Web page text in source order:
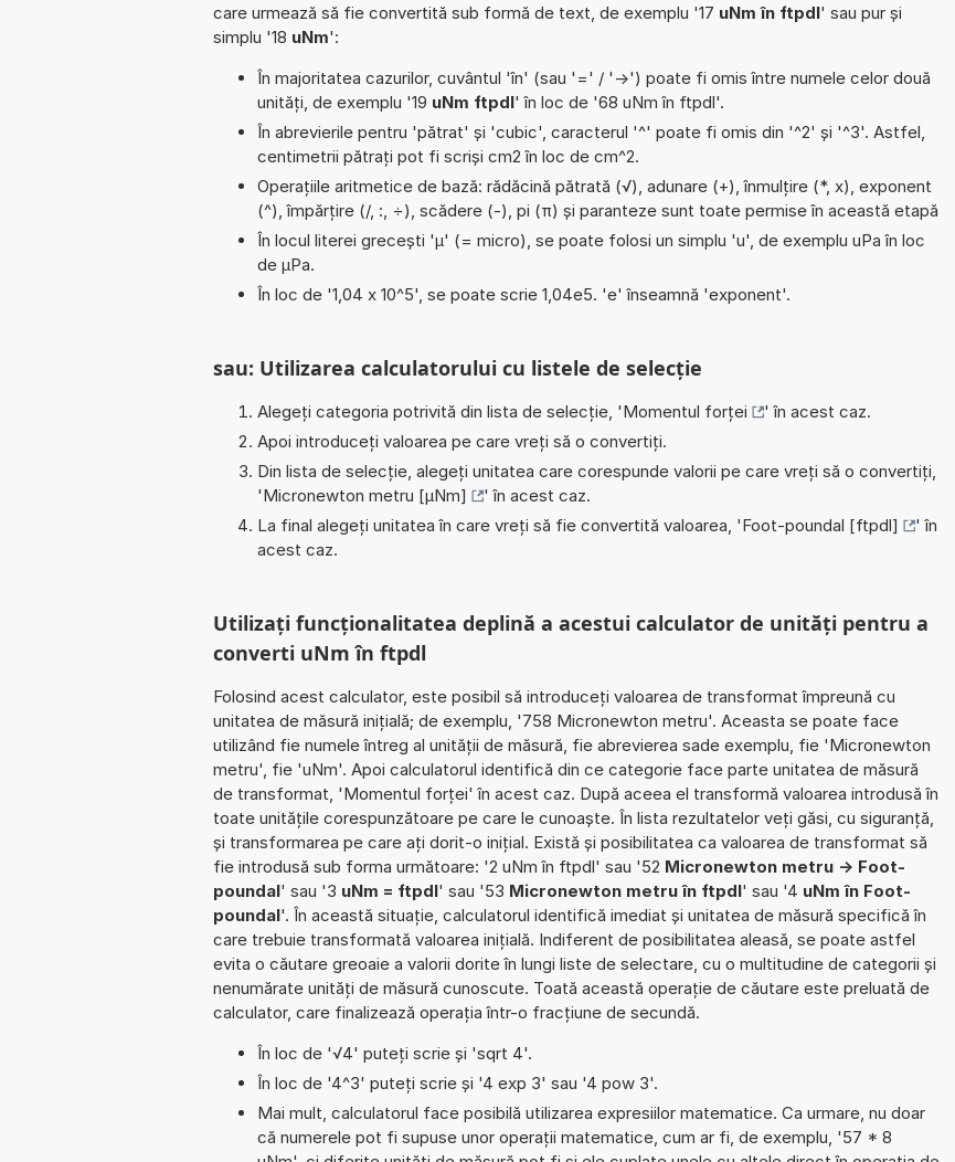
care urmează să fie convertită sub formă de text, de exemplu '17 uNm în ftpdl' sau pur și
simplu '18 uNm':
În majoritatea cazurilor, cuvântul 'în' (sau '=' / '->') poate fi omis între numele celor două
unități, de exemplu '19 uNm ftpdl' în loc de '68 uNm în ftpdl'.
În abrevierile pentru 'pătrat' și 'cubic', caracterul '^' poate fi omis din '^2' și '^3'. Astfel,
centimetrii pătrați pot fi scriși cm2 în loc de cm^2.
Operațiile aritmetice de bază: rădăcină pătrată (√), adunare (+), înmulțire (*, x), exponent
(^), împărțire (/, :, ÷), scădere (-), pi (π) și paranteze sunt toate permise în această etapă
În locul literei grecești 'µ' (= micro), se poate folosi un simplu 'u', de exemplu uPa în loc
de µPa.
În loc de '1,04 x 10^5', se poate scrie 1,04e5. 'e' înseamnă 'exponent'.
sau: Utilizarea calculatorului cu listele de selecție
Alegeți categoria potrivită din lista de selecție, 'Momentul forței
' în acest caz.
Apoi introduceți valoarea pe care vreți să o convertiți.
Din lista de selecție, alegeți unitatea care corespunde valorii pe care vreți să o convertiți,
'Micronewton metru [µNm]
' în acest caz.
La final alegeți unitatea în care vreți să fie convertită valoarea, 'Foot-poundal [ftpdl]
' în
acest caz.
Utilizați funcționalitatea deplină a acestui calculator de unități pentru a
converti uNm în ftpdl
Folosind acest calculator, este posibil să introduceți valoarea de transformat împreună cu
unitatea de măsură inițială; de exemplu, '758 Micronewton metru'. Aceasta se poate face
utilizând fie numele întreg al unității de măsură, fie abrevierea sade exemplu, fie 'Micronewton
metru', fie 'uNm'. Apoi calculatorul identifică din ce categorie face parte unitatea de măsură
de transformat, 'Momentul forței' în acest caz. După aceea el transformă valoarea introdusă în
toate unitățile corespunzătoare pe care le cunoaște. În lista rezultatelor veți găsi, cu siguranță,
și transformarea pe care ați dorit-o inițial. Există și posibilitatea ca valoarea de transformat să
fie introdusă sub forma următoare: '2 uNm în ftpdl' sau '52 Micronewton metru -> Foot-
poundal' sau '3 uNm = ftpdl' sau '53 Micronewton metru în ftpdl' sau '4 uNm în Foot-
poundal'. În această situație, calculatorul identifică imediat și unitatea de măsură specifică în
care trebuie transformată valoarea inițială. Indiferent de posibilitatea aleasă, se poate astfel
evita o căutare greoaie a valorii dorite în lungi liste de selectare, cu o multitudine de categorii și
nenumărate unități de măsură cunoscute. Toată această operație de căutare este preluată de
calculator, care finalizează operația într-o fracțiune de secundă.
În loc de '√4' puteți scrie și 'sqrt 4'.
În loc de '4^3' puteți scrie și '4 exp 3' sau '4 pow 3'.
Mai mult, calculatorul face posibilă utilizarea expresiilor matematice. Ca urmare, nu doar
că numerele pot fi supuse unor operații matematice, cum ar fi, de exemplu, '57 * 8